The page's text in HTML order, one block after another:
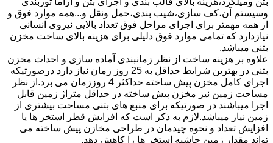
وسیستم آن،کف سازی،شیب بندی،حمل ونقل و...همه موارد فوق و
از همه مهمتر برای اجرای مراحل فوق تعداد بالایی نیروی انسانی
نیازدارد که تمامی موارد فوق دلیلی برای هزینه بالای ساخت مخزن
بتنی میباشد.
علاوه بر هزینه ساخت از نظر زمانبندی آماده سازی و احداث مخزن
بتنی در بهترین شرایط حداقل به 25 روز زمان نیاز دارد درصورتیکه
اجرای کامل مخزن پیش ساخته حداکثر 4 روززمان می برد.از نظر
مساحت زمین نیز مخزن پیش ساخته در حداقل متراژ زمین قابل
اجرا میباشند در صورتیکه برای منبع های بتنی مساحت بیشتری از
زمین نیاز میباشد.لازم به ذکر است که افزایش قطر استخر ها یا
افزایش تعداد و نحوه چیدمان در طراحی مخازن پیش ساخته می
تواند مقدار زمین حاشیه استخر ها را کاهش دهد.